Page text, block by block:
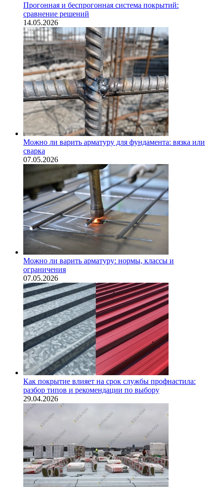
Прогонная и беспрогонная система покрытий:
сравнение решений
14.05.2026
Можно ли варить арматуру для фундамента: вязка или
сварка
07.05.2026
Можно ли варить арматуру: нормы, классы и
ограничения
07.05.2026
Как покрытие влияет на срок службы профнастила:
разбор типов и рекомендации по выбору
29.04.2026